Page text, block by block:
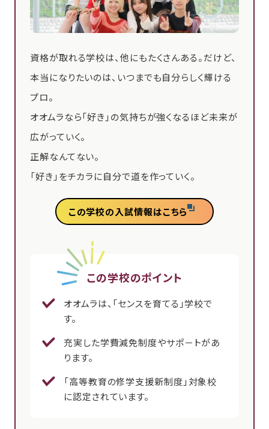
資格が取れる学校は、他にもたくさんある。だけど、
本当になりたいのは、いつまでも自分らしく輝ける
プロ。
オオムラなら「好き」の気持ちが強くなるほど未来が
広がっていく。
正解なんてない。
「好き」をチカラに自分で道を作っていく。
この学校の入試情報はこちら
この学校のポイント
オオムラは、「センスを育てる」学校で
す。
充実した学費減免制度やサポ－トがあ
ります。
「高等教育の修学支援新制度」対象校
に認定されています。